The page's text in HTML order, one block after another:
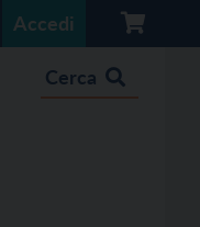
Accedi
Cerca